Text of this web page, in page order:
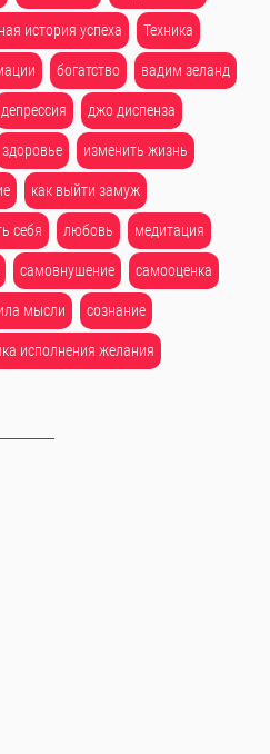
история успеха Техника
богатство вадим зеланд
депрессия джо диспенза
здоровье изменить жизнь
как выйти замуж
себя любовь медитация
самовнушение самооценка
мысли сознание
исполнения желания